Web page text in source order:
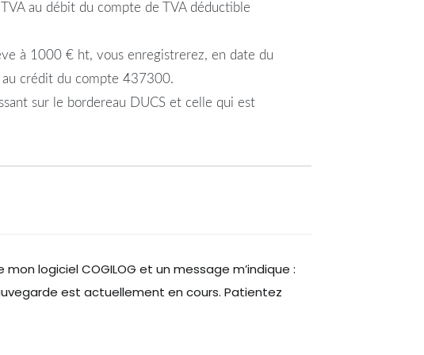
au débit du compte de TVA déductible
à 1000 € ht, vous enregistrerez, en date du
crédit du compte 437300.
sur le bordereau DUCS et celle qui est
logiciel COGILOG et un message m’indique :
est actuellement en cours. Patientez